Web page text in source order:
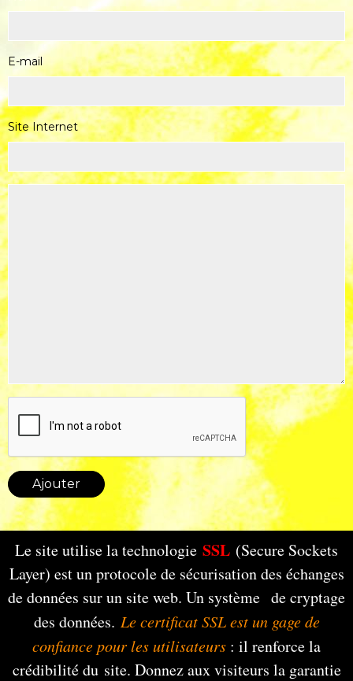
E-mail
Site Internet
Ajouter
Le site utilise la technologie SSL (Secure Sockets
Layer) est un protocole de sécurisation des échanges
de données sur un site web. Un système de cryptage
des données. Le certificat SSL est un gage de
confiance pour les utilisateurs : il renforce la
crédibilité du site. Donnez aux visiteurs la garantie